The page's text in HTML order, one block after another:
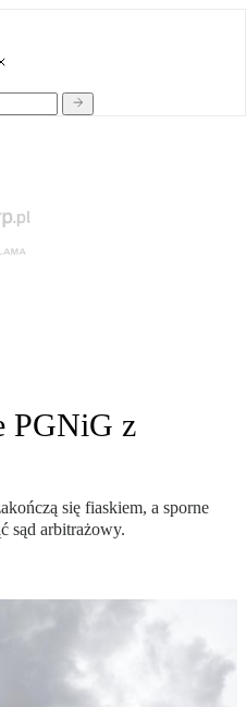
PGNiG z
się fiaskiem, a sporne
sąd arbitrażowy.